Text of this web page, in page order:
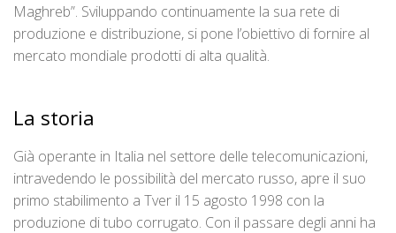
Maghreb”. Sviluppando continuamente la sua rete di
produzione e distribuzione, si pone l’obiettivo di fornire al
mercato mondiale prodotti di alta qualità.
La storia
Già operante in Italia nel settore delle telecomunicazioni,
intravedendo le possibilità del mercato russo, apre il suo
primo stabilimento a Tver il 15 agosto 1998 con la
produzione di tubo corrugato. Con il passare degli anni ha